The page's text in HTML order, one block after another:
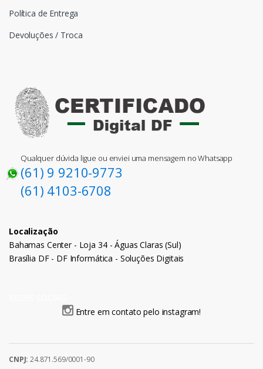
Política de Entrega
Devoluções / Troca
Qualquer dúvida ligue ou enviei uma mensagem no Whatsapp
(61) 9 9210-9773
(61) 4103-6708
Localização
Bahamas Center - Loja 34 - Águas Claras (Sul)
Brasília DF - DF Informática - Soluções Digitais
Entre em contato pelo instagram!
CNPJ: 24.871.569/0001-90